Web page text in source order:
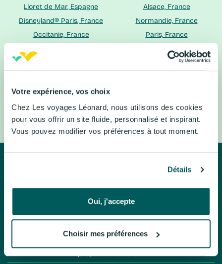
Votre expérience, vos choix
Chez Les voyages Léonard, nous utilisons des cookies
pour vous offrir un site fluide, personnalisé et inspirant.
Vous pouvez modifier vos préférences à tout moment.
Détails
Oui, j'accepte
Choisir mes préférences
Lloret de Mar, Espagne
Alsace, France
Disneyland® Paris, France
Normandie, France
Occitanie, France
Paris, France
Florence, Italie
Riviera Adriatique, Italie
Venise, Italie
Madère, Portugal
Ecosse, Royaume-Uni
Londres, Royaume-Uni
Laponie, Suède
Suisse centrale, Suisse
Léo évasion
À propos de Léo évasion